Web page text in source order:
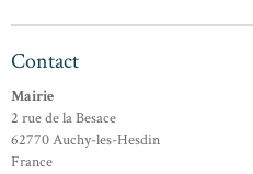
Contact
Mairie
2 rue de la Besace
62770 Auchy-les-Hesdin
France